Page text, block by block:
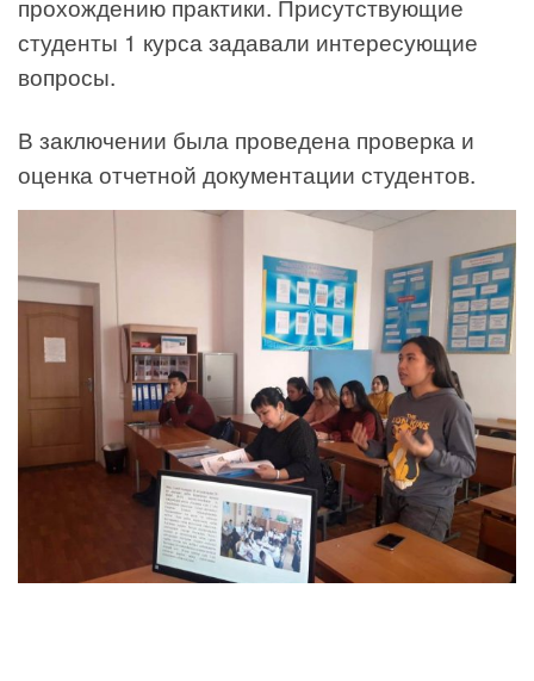
прохождению практики. Присутствующие
студенты 1 курса задавали интересующие
вопросы.
В заключении была проведена проверка и
оценка отчетной документации студентов.